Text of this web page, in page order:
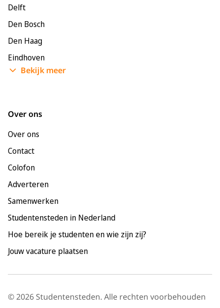
Delft
Den Bosch
Den Haag
Eindhoven
Enschede
Bekijk meer
Over ons
Over ons
Contact
Colofon
Adverteren
Samenwerken
Studentensteden in Nederland
Hoe bereik je studenten en wie zijn zij?
Jouw vacature plaatsen
© 2026 Studentensteden. Alle rechten voorbehouden